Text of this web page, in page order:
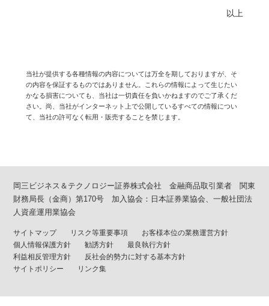
以上
当社が提供する各種情報の内容については万全を期しておりますが、そ
の内容を保証するものではありません。これらの情報によって生じたい
かなる損害についても、当社は一切責任を負いかねますのでご了承くだ
さい。尚、当社がインターネット上で公開しているすべての情報につい
て、当社の許可なく転用・販売することを禁じます。
岡三ビジネス＆テクノロジー証券株式会社 金融商品取引業者 関東
財務局長（金商）第170号 加入協会：日本証券業協会、一般社団法
人資産運用業協会
サイトマップ リスク等重要事項
お客様本位の業務運営方針
個人情報保護方針
勧誘方針
最良執行方針
利益相反管理方針
反社会的勢力に対する基本方針
サイトポリシー
リンク集